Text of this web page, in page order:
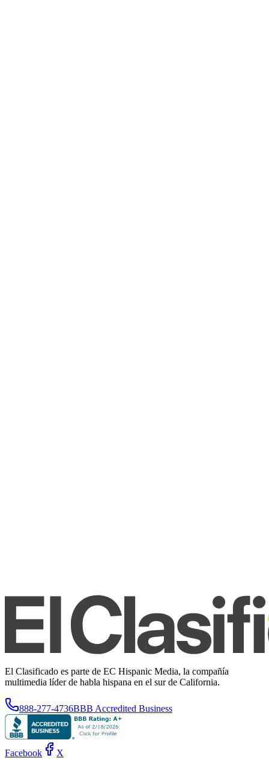
El Clasificado es parte de EC Hispanic Media, la compañía
multimedia líder de habla hispana en el sur de California.
888-277-4736BBB Accredited Business
Facebook X